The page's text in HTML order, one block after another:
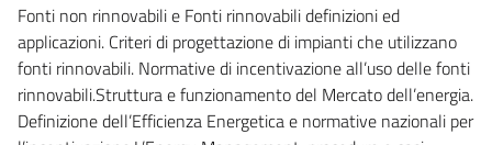
Fonti non rinnovabili e Fonti rinnovabili definizioni ed
applicazioni. Criteri di progettazione di impianti che utilizzano
fonti rinnovabili. Normative di incentivazione all’uso delle fonti
rinnovabili.Struttura e funzionamento del Mercato dell’energia.
Definizione dell’Efficienza Energetica e normative nazionali per